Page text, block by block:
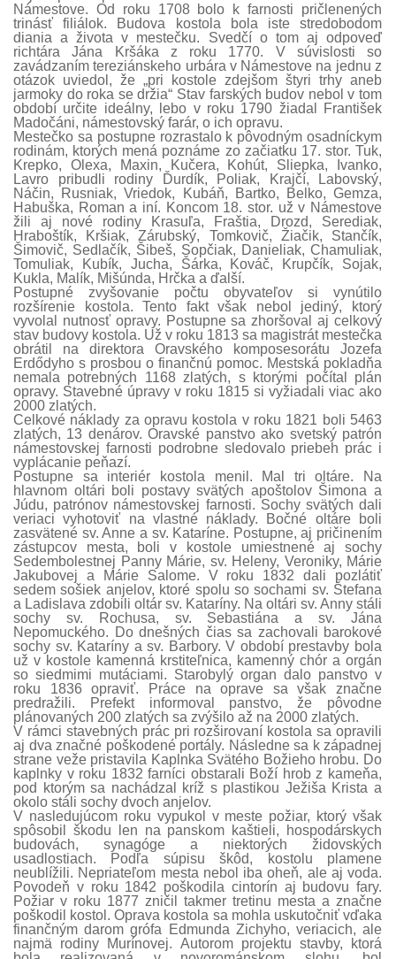
Námestove. Od roku 1708 bolo k farnosti pričlenených
trinásť filiálok. Budova kostola bola iste stredobodom
diania a života v mestečku. Svedčí o tom aj odpoveď
richtára Jána Kršáka z roku 1770. V súvislosti so
zavádzaním tereziánskeho urbára v Námestove na jednu z
otázok uviedol, že „pri kostole zdejšom štyri trhy aneb
jarmoky do roka se držia“ Stav farských budov nebol v tom
období určite ideálny, lebo v roku 1790 žiadal František
Madočáni, námestovský farár, o ich opravu.
Mestečko sa postupne rozrastalo k pôvodným osadníckym
rodinám, ktorých mená poznáme zo začiatku 17. stor. Tuk,
Krepko, Olexa, Maxin, Kučera, Kohút, Sliepka, Ivanko,
Lavro pribudli rodiny Ďurdík, Poliak, Krajčí, Labovský,
Náčin, Rusniak, Vriedok, Kubáň, Bartko, Belko, Gemza,
Habuška, Roman a iní. Koncom 18. stor. už v Námestove
žili aj nové rodiny Krasuľa, Fraštia, Drozd, Serediak,
Hraboštík, Kršiak, Zárubský, Tomkovič, Žiačik, Stančík,
Šimovič, Sedlačík, Šibeš, Sopčiak, Danieliak, Chamuliak,
Tomuliak, Kubík, Jucha, Šárka, Kováč, Krupčík, Sojak,
Kukla, Malík, Mišúnda, Hrčka a ďalší.
Postupné zvyšovanie počtu obyvateľov si vynútilo
rozšírenie kostola. Tento fakt však nebol jediný, ktorý
vyvolal nutnosť opravy. Postupne sa zhoršoval aj celkový
stav budovy kostola. Už v roku 1813 sa magistrát mestečka
obrátil na direktora Oravského komposesorátu Jozefa
Erdődyho s prosbou o finančnú pomoc. Mestská pokladňa
nemala potrebných 1168 zlatých, s ktorými počítal plán
opravy. Stavebné úpravy v roku 1815 si vyžiadali viac ako
2000 zlatých.
Celkové náklady za opravu kostola v roku 1821 boli 5463
zlatých, 13 denárov. Oravské panstvo ako svetský patrón
námestovskej farnosti podrobne sledovalo priebeh prác i
vyplácanie peňazí.
Postupne sa interiér kostola menil. Mal tri oltáre. Na
hlavnom oltári boli postavy svätých apoštolov Šimona a
Júdu, patrónov námestovskej farnosti. Sochy svätých dali
veriaci vyhotoviť na vlastné náklady. Bočné oltáre boli
zasvätené sv. Anne a sv. Kataríne. Postupne, aj pričinením
zástupcov mesta, boli v kostole umiestnené aj sochy
Sedembolestnej Panny Márie, sv. Heleny, Veroniky, Márie
Jakubovej a Márie Salome. V roku 1832 dali pozlátiť
sedem sošiek anjelov, ktoré spolu so sochami sv. Štefana
a Ladislava zdobili oltár sv. Kataríny. Na oltári sv. Anny stáli
sochy sv. Rochusa, sv. Sebastiána a sv. Jána
Nepomuckého. Do dnešných čias sa zachovali barokové
sochy sv. Kataríny a sv. Barbory. V období prestavby bola
už v kostole kamenná krstiteľnica, kamenný chór a orgán
so siedmimi mutáciami. Starobylý organ dalo panstvo v
roku 1836 opraviť. Práce na oprave sa však značne
predražili. Prefekt informoval panstvo, že pôvodne
plánovaných 200 zlatých sa zvýšilo až na 2000 zlatých.
V rámci stavebných prác pri rozširovaní kostola sa opravili
aj dva značné poškodené portály. Následne sa k západnej
strane veže pristavila Kaplnka Svätého Božieho hrobu. Do
kaplnky v roku 1832 farníci obstarali Boží hrob z kameňa,
pod ktorým sa nachádzal kríž s plastikou Ježiša Krista a
okolo stáli sochy dvoch anjelov.
V nasledujúcom roku vypukol v meste požiar, ktorý však
spôsobil škodu len na panskom kaštieli, hospodárskych
budovách, synagóge a niektorých židovských
usadlostiach. Podľa súpisu škôd, kostolu plamene
neublížili. Nepriateľom mesta nebol iba oheň, ale aj voda.
Povodeň v roku 1842 poškodila cintorín aj budovu fary.
Požiar v roku 1877 zničil takmer tretinu mesta a značne
poškodil kostol. Oprava kostola sa mohla uskutočniť vďaka
finančným darom grófa Edmunda Zichyho, veriacich, ale
najmä rodiny Murínovej. Autorom projektu stavby, ktorá